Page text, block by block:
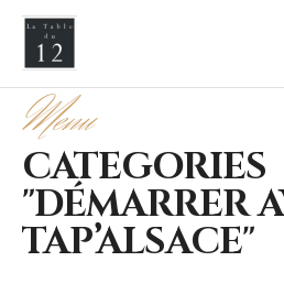
Menu
CATEGORIES
"DÉMARRER
TAP’ALSACE"